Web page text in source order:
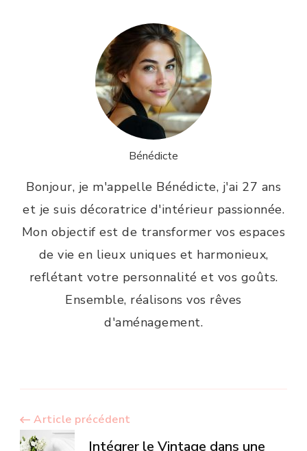
Bénédicte
Bonjour, je m'appelle Bénédicte, j'ai 27 ans
et je suis décoratrice d'intérieur passionnée.
Mon objectif est de transformer vos espaces
de vie en lieux uniques et harmonieux,
reflétant votre personnalité et vos goûts.
Ensemble, réalisons vos rêves
d'aménagement.
Navigation
Article précédent
Intégrer le Vintage dans une